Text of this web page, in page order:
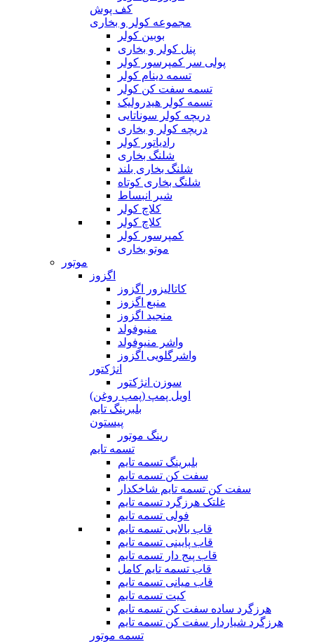
کف پوش
مجموعه کولر و بخاری
بوبین کولر
پنل کولر و بخاری
پولی سر کمپرسور کولر
تسمه دینام کولر
تسمه سفت کن کولر
تسمه کولر هیدرولیک
دریچه کولر سوناتایی
دریچه کولر و بخاری
رادیاتور کولر
شلنگ بخاری
شلنگ بخاری بلند
شلنگ بخاری کوتاه
شیر انبساط
کلاچ کولر
کلاچ کولر
کمپرسور کولر
موتو بخاری
موتور
اگزوز
کاتالیزور اگزوز
منبع اگزوز
منجید اگزوز
منیوفولد
واشر منیوفولد
واشرگلویی اگزوز
انژکتور
سوزن انژکتور
اویل پمپ (پمپ روغن)
بلبرینگ تایم
پیستون
رینگ موتور
تسمه تایم
بلبرینگ تسمه تایم
سفت کن تسمه تایم
سفت کن تسمه تایم شاخکدار
غلتک هرزگرد تسمه تایم
فولی تسمه تایم
قاب بالایی تسمه تایم
قاب پایینی تسمه تایم
قاب پیج دار تسمه تایم
قاب تسمه تایم کامل
قاب میانی تسمه تایم
کیت تسمه تایم
هرزگرد ساده سفت کن تسمه تایم
هرزگرد شیاردار سفت کن تسمه تایم
تسمه موتور